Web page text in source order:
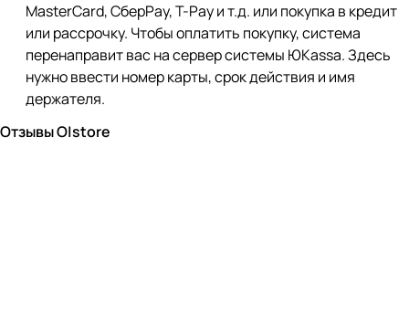
MasterCard, СберPay, Т-Pay и т.д. или покупка в кредит
или рассрочку. Чтобы оплатить покупку, система
перенаправит вас на сервер системы ЮKassa. Здесь
нужно ввести номер карты, срок действия и имя
держателя.
Отзывы O|store